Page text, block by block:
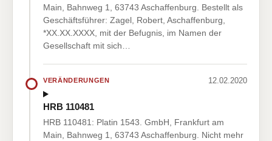
Main, Bahnweg 1, 63743 Aschaffenburg. Bestellt als
Geschäftsführer: Zagel, Robert, Aschaffenburg,
*XX.XX.XXXX, mit der Befugnis, im Namen der
Gesellschaft mit sich…
VERÄNDERUNGEN 12.02.2020
HRB 110481
HRB 110481: Platin 1543. GmbH, Frankfurt am
Main, Bahnweg 1, 63743 Aschaffenburg. Nicht mehr